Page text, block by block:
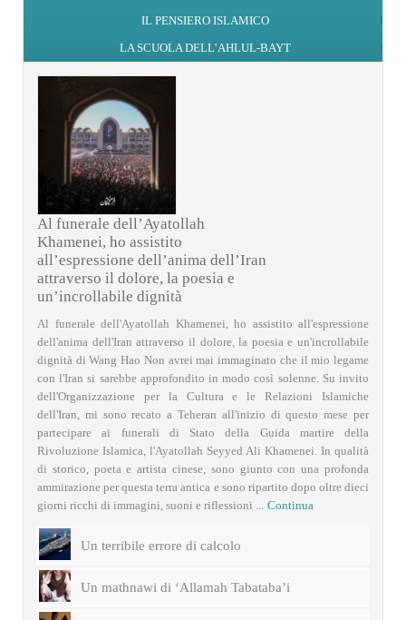
IL PENSIERO ISLAMICO
LA SCUOLA DELL’AHLUL-BAYT
Al funerale dell’Ayatollah
Khamenei, ho assistito
all’espressione dell’anima dell’Iran
attraverso il dolore, la poesia e
un’incrollabile dignità
Al funerale dell'Ayatollah Khamenei, ho assistito all'espressione
dell'anima dell'Iran attraverso il dolore, la poesia e un'incrollabile
dignità di Wang Hao Non avrei mai immaginato che il mio legame
con l'Iran si sarebbe approfondito in modo così solenne. Su invito
dell'Organizzazione per la Cultura e le Relazioni Islamiche
dell'Iran, mi sono recato a Teheran all'inizio di questo mese per
partecipare ai funerali di Stato della Guida martire della
Rivoluzione Islamica, l'Ayatollah Seyyed Ali Khamenei. In qualità
di storico, poeta e artista cinese, sono giunto con una profonda
ammirazione per questa terra antica e sono ripartito dopo oltre dieci
giorni ricchi di immagini, suoni e riflessioni ...
Continua
Un terribile errore di calcolo
Un mathnawi di ‘Allamah Tabataba’i